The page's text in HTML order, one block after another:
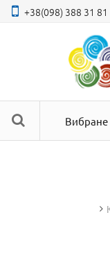
+38(098) 388 31 81
Вибране